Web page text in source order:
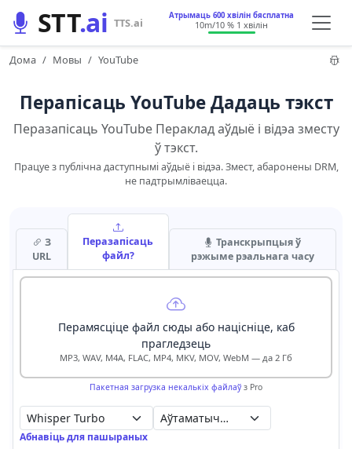
STT.ai TTS.ai Атрымаць 600 хвілін бясплатна
10m/10 % 1 хвілін
Дома Мовы YouTube
Перапісаць YouTube Дадаць тэкст
Перазапісаць YouTube Пераклад аўдыё і відэа зместу
ў тэкст.
Працуе з публічна даступнымі аўдыё і відэа. Змест, абаронены DRM,
не падтрымліваецца.
З
URL
Перазапісаць
файл?
Транскрыпцыя ў
рэжыме рэальнага часу
Перамясціце файл сюды або націсніце, каб
прагледзець
MP3, WAV, M4A, FLAC, MP4, MKV, MOV, WebM — да 2 Гб
Пакетная загрузка некалькіх файлаўз Pro
Аўтаматычнае выяўленне
Абнавіць для пашыраных